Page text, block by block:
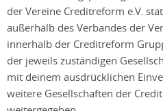
der Vereine Creditreform e.V.
außerhalb des Verbandes der
innerhalb der Creditreform
der jeweils zuständigen
mit deinem ausdrücklichen
weitere Gesellschaften der